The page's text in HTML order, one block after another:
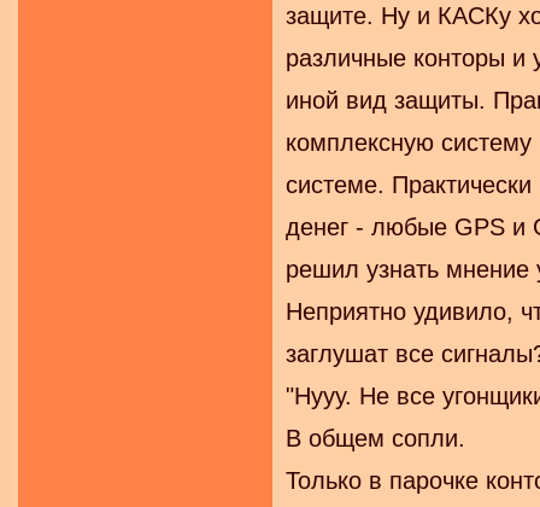
защите. Ну и КАСКу
различные конторы и
иной вид защиты.
комплексную
системе.
денег - любые GPS и
решил узнать мнение
Неприятно удивило,
заглушат все
"Нууу. Не все
В общем сопли.
Только в парочке